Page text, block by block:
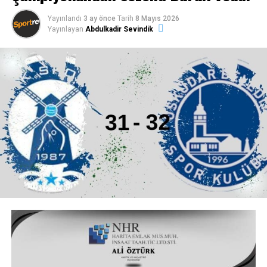
İkincilik madalyaları THF Merkez Hakem Kurulu
Başkanı Faruk Akman Verdi
Karşılaşmanın ardından düzenlenen törende, sezonu
ikinci sırada tamamlayan Armada Praxis Yalıkavakspor
oyuncularına madalyaları, THF Merkez Hakem Kurulu
Başkanı Faruk Akman tarafından takdim edildi.
Sporcular ve teknik ekip, sezon boyunca verilen emeğin
karşılığını almanın mutluluğunu yaşarken salonda
alkışlar eşliğinde hatıra fotoğrafları çekildi.
Yayınlandı 3 ay önce Tarih 8 Mayıs 2026
Yayınlayan Abdulkadir Sevindik